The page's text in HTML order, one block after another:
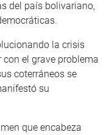
del país bolivariano,
la crisis
el grave problema
coterráneos se
su
que encabeza